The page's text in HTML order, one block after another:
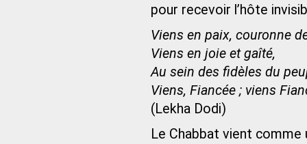
pour recevoir l’hôte
Viens en paix, couronne
Viens en joie et gaîté,
Au sein des fidèles du
Viens, Fiancée ; viens
(Lekha Dodi)
Le Chabbat vient comme